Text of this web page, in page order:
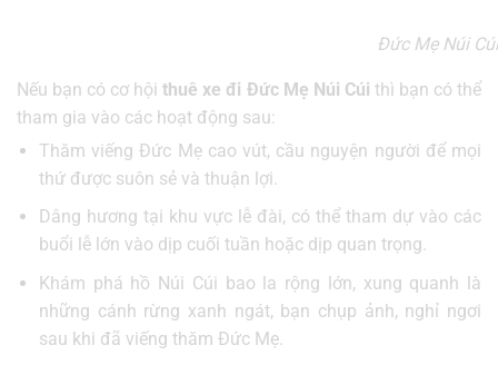
Đức Mẹ Núi
Nếu bạn có cơ hộithuê xe đi Đức Mẹ Núi Cúi thì bạn có thể
tham gia vào các hoạt động sau:
Thăm viếng Đức Mẹ cao vút, cầu nguyện người để mọi
thứ được suôn sẻ và thuận lợi.
Dâng hương tại khu vực lễ đài, có thể tham dự vào các
buổi lễ lớn vào dịp cuối tuần hoặc dịp quan trọng.
Khám phá hồ Núi Cúi bao la rộng lớn, xung quanh là
những cánh rừng xanh ngát, bạn chụp ảnh, nghỉ ngơi
sau khi đã viếng thăm Đức Mẹ.